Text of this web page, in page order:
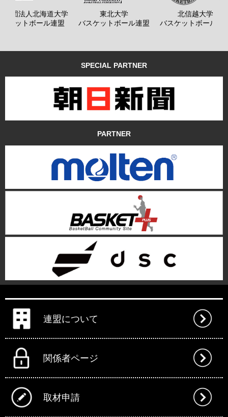
社団法人北海道大学
ケットボール連盟
東北大学
バスケットボール連盟
北信越大学
バスケットボール連
SPECIAL PARTNER
PARTNER
連盟について
関係者ページ
取材申請